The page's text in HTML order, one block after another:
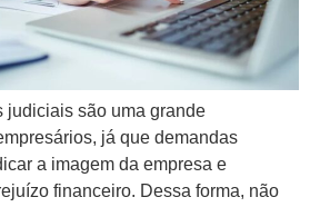
judiciais são uma grande
já que demandas
a imagem da empresa e
financeiro. Dessa forma, não